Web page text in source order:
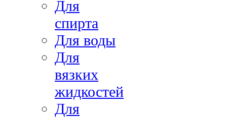
Для
спирта
Для воды
Для
вязких
жидкостей
Для